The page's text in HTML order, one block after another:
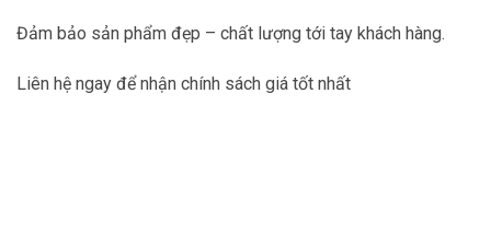
Đảm bảo sản phẩm đẹp – chất lượng tới tay khách hàng.
Liên hệ ngay để nhận chính sách giá tốt nhất